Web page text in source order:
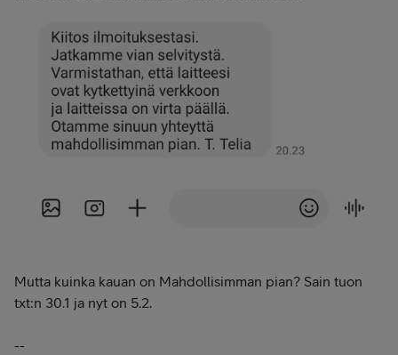
Mutta kuinka kauan on Mahdollisimman pian? Sain tuon
txt:n 30.1 ja nyt on 5.2.
--